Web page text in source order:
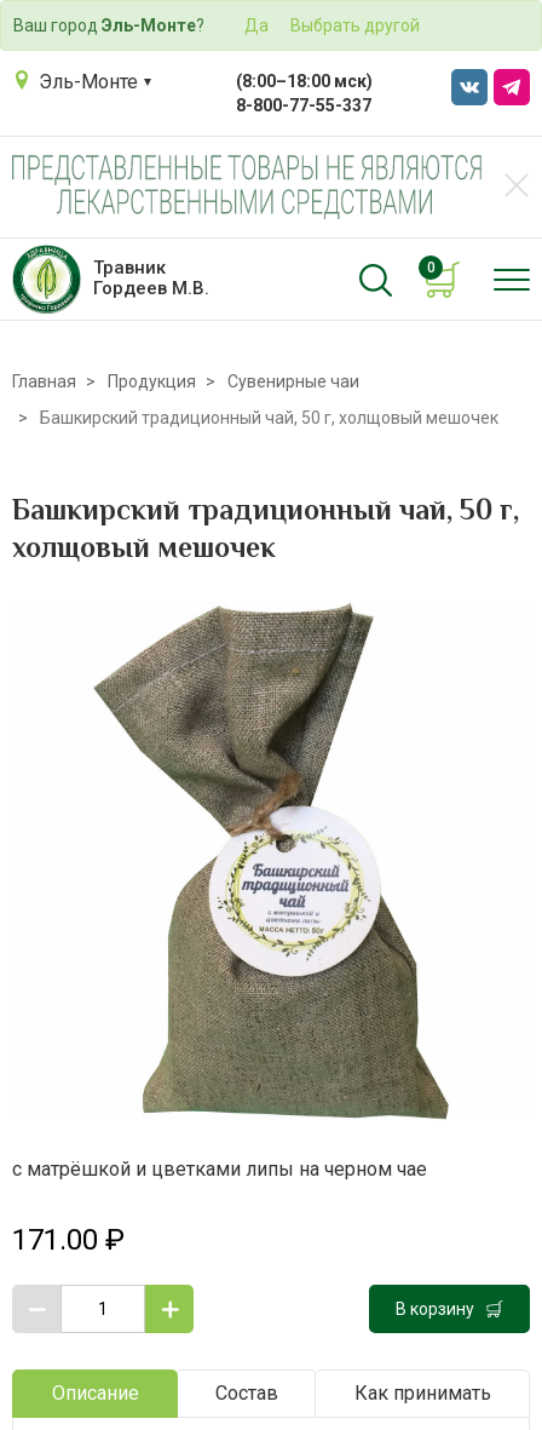
Ваш город Эль-Монте? Да Выбрать другой
Эль-Монте
8-800-77-55-337
(8:00–18:00 мск)
Травник
Гордеев М.В.
0
Главная Продукция
Сувенирные чаи
Башкирский традиционный чай, 50 г, холщовый мешочек
Башкирский традиционный чай, 50 г,
холщовый мешочек
с матрёшкой и цветками липы на черном чае
171.00 ₽
В корзину
Описание Состав Как принимать